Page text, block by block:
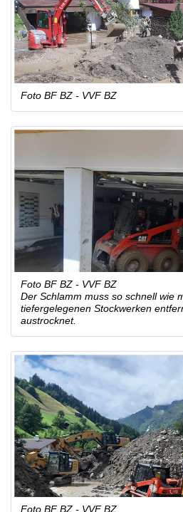
Foto BF BZ - VVF BZ
Foto BF BZ - VVF BZ
Der Schlamm muss so schnell wie
tiefergelegenen Stockwerken
austrocknet.
Foto BF BZ - VVF BZ